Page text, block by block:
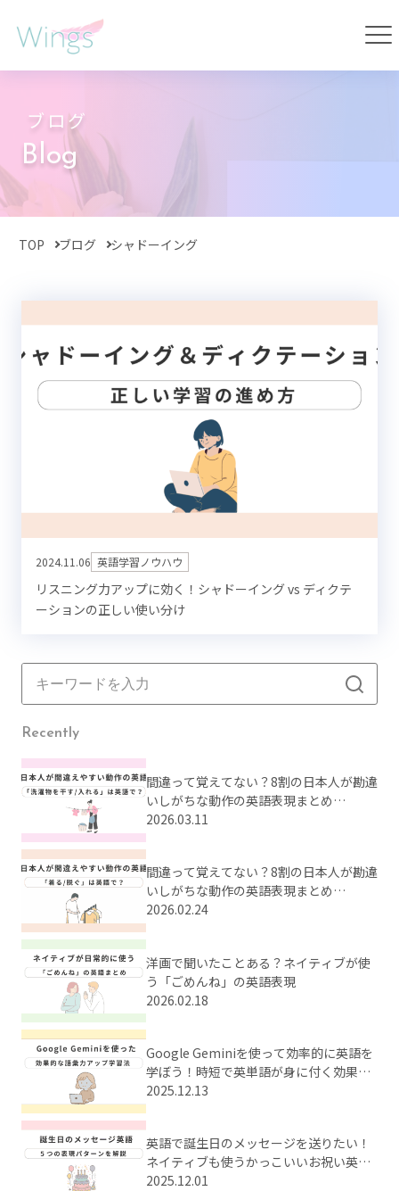
ブログ
Blog
TOP ブログ シャドーイング
2024.11.06 英語学習ノウハウ
リスニング力アップに効く！シャドーイング vs ディクテ
ーションの正しい使い分け
Recently
間違って覚えてない？8割の日本人が勘違
いしがちな動作の英語表現まとめ
【Part2】
2026.03.11
間違って覚えてない？8割の日本人が勘違
いしがちな動作の英語表現まとめ
【Part1】
2026.02.24
洋画で聞いたことある？ネイティブが使
う「ごめんね」の英語表現
2026.02.18
Google Geminiを使って効率的に英語を
学ぼう！時短で英単語が身に付く効果的
な学習法とは？
2025.12.13
英語で誕生日のメッセージを送りたい！
ネイティブも使うかっこいいお祝い英語
をまとめてご紹介
2025.12.01